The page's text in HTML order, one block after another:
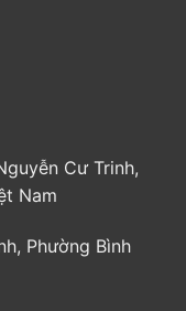
Cư Trinh,
Nam
Phường Bình